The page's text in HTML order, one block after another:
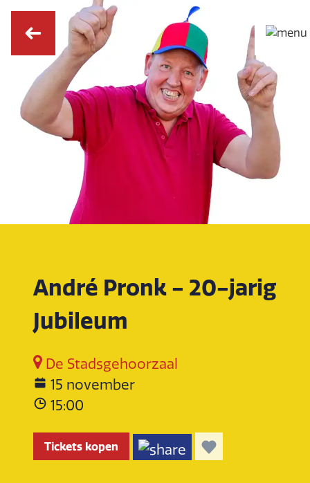
André Pronk - 20-jarig
Jubileum
De Stadsgehoorzaal
15 november
15:00
Tickets kopen